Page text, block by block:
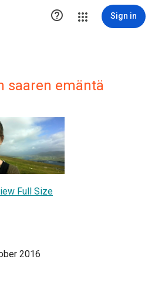
 Sign in
saaren emäntä
Full Size
2016